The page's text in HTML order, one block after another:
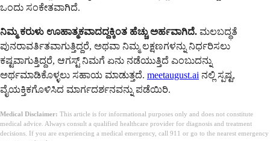
ಒಂದು ಸಂಕೇತವಾಗಿದೆ.
ನಿಮ್ಮ ಕರುಳು ಊಹಾತ್ಮಕವಾದದ್ದಕ್ಕಿಂತ ಹೆಚ್ಚು ಅರ್ಹವಾಗಿದೆ. ಮಲಬದ್ಧತೆ
ಪುನರಾವರ್ತಿತವಾಗುತ್ತಿದ್ದರೆ, ಅಥವಾ ನಿಮ್ಮ ಲಕ್ಷಣಗಳನ್ನು ನಿರ್ಧರಿಸಲು
ಕಷ್ಟವಾಗುತ್ತಿದ್ದರೆ, ಆಗಸ್ಟ್ ನಿಮಗೆ ಏನು ನಡೆಯುತ್ತಿದೆ ಎಂಬುದನ್ನು
ಅರ್ಥಮಾಡಿಕೊಳ್ಳಲು ಸಹಾಯ ಮಾಡುತ್ತದೆ. meetaugust.ai ನಲ್ಲಿ ಸ್ಪಷ್ಟ,
ವೈಯಕ್ತಿಕಗೊಳಿಸಿದ ಮಾರ್ಗದರ್ಶನವನ್ನು ಪಡೆಯಿರಿ.
Medical Disclaimer: This article is for informational purposes only and does not constitute
medical advice. Always consult a qualified healthcare provider for diagnosis and treatment
decisions. If you are experiencing a medical emergency, call 911 or go to the nearest emergency